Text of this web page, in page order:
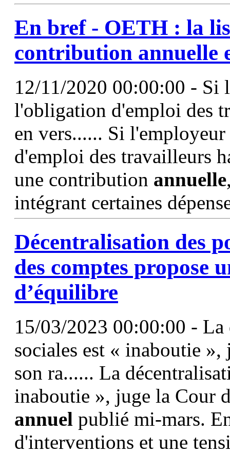
En bref - OETH : la
contribution annuelle
12/11/2020 00:00:00 - Si
l'obligation d'emploi des
en vers...... Si
d'emploi des travailleurs
une contribution annuelle
intégrant certaines
Décentralisation des
des comptes propose
d’équilibre
15/03/2023 00:00:00 -
sociales est « inaboutie »,
son ra...... La
inaboutie », juge la Cour
annuel publié mi-mars.
d'interventions et une